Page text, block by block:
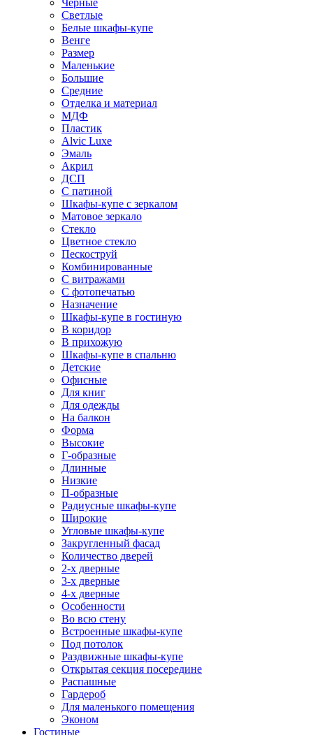
Черные
Светлые
Белые шкафы-купе
Венге
Размер
Маленькие
Большие
Средние
Отделка и материал
МДФ
Пластик
Alvic Luxe
Эмаль
Акрил
ДСП
С патиной
Шкафы-купе с зеркалом
Матовое зеркало
Стекло
Цветное стекло
Пескоструй
Комбинированные
С витражами
С фотопечатью
Назначение
Шкафы-купе в гостиную
В коридор
В прихожую
Шкафы-купе в спальню
Детские
Офисные
Для книг
Для одежды
На балкон
Форма
Высокие
Г-образные
Длинные
Низкие
П-образные
Радиусные шкафы-купе
Широкие
Угловые шкафы-купе
Закругленный фасад
Количество дверей
2-х дверные
3-х дверные
4-х дверные
Особенности
Во всю стену
Встроенные шкафы-купе
Под потолок
Раздвижные шкафы-купе
Открытая секция посередине
Распашные
Гардероб
Для маленького помещения
Эконом
Гостиные